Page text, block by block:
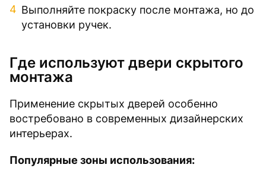
Выполняйте покраску после монтажа, но до
установки ручек.
Где используют двери скрытого
монтажа
Применение скрытых дверей особенно
востребовано в современных дизайнерских
интерьерах.
Популярные зоны использования: